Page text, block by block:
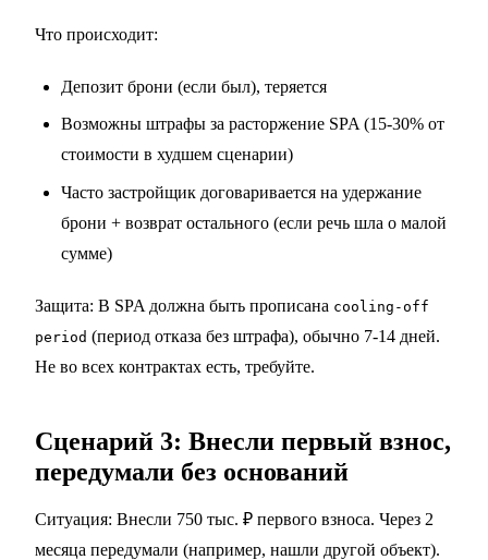
Что происходит:
Депозит брони (если был), теряется
Возможны штрафы за расторжение SPA (15-30% от
стоимости в худшем сценарии)
Часто застройщик договаривается на удержание
брони + возврат остального (если речь шла о малой
сумме)
Защита: В SPA должна быть прописана cooling-off
period (период отказа без штрафа), обычно 7-14 дней.
Не во всех контрактах есть, требуйте.
Сценарий 3: Внесли первый взнос,
передумали без оснований
Ситуация: Внесли 750 тыс. ₽ первого взноса. Через 2
месяца передумали (например, нашли другой объект).